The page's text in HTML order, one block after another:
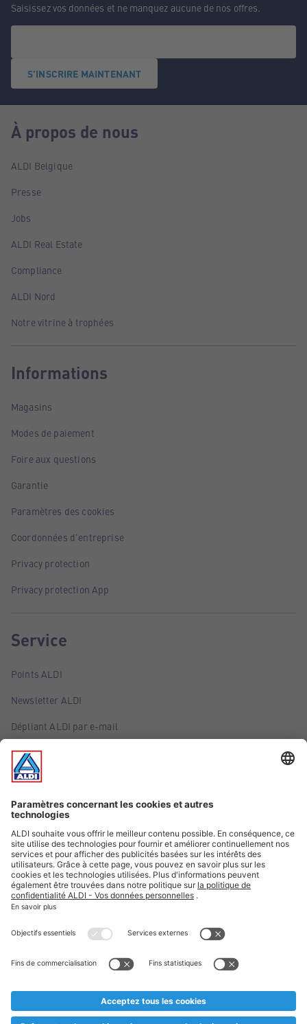
Saisissez vos données et ne manquez aucune de nos offres.
S'INSCRIRE MAINTENANT
À propos de nous
ALDI Belgique
Presse
Jobs
ALDI Real Estate
Compliance
ALDI Nord
Notre vitrine à trophées
Informations
Magasins
Modes de paiement
Foire aux questions
Garantie
Paramètres des cookies
Coordonnées d'entreprise
Privacy protection
Privacy protection App
Service
Points ALDI
Newsletter ALDI
Dépliant ALDI par e-mail
Offres
Infos essentielles
Suivez ALDI Belgique
Textes marqués d'un astérisque et mentions légales
* Nous vendons ces articles temporairement et jusqu'à
au cas où, malgré le planning bien étudié, nous serions
prématurément en rupture de stock. Prix Recupel et TVA incl.
** Sur ce site, l’utilisation de la forme masculine a été adoptée